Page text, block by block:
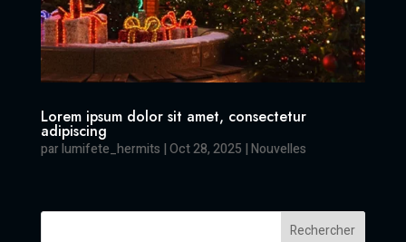
Lorem ipsum dolor sit amet, consectetur
adipiscing
parlumifete_hermits |Oct 28, 2025 |Nouvelles
Rechercher